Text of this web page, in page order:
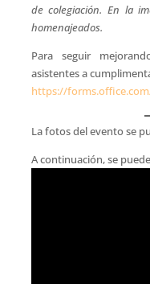
de colegiación. En la
homenajeados.
Para seguir
asistentes a
https://
La fotos del evento se
A continuación, se